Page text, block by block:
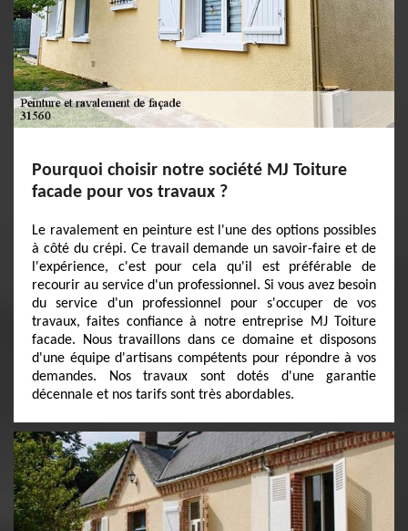
Pourquoi choisir notre société MJ Toiture
facade pour vos travaux ?
Le ravalement en peinture est l'une des options possibles
à côté du crépi. Ce travail demande un savoir-faire et de
l'expérience, c'est pour cela qu'il est préférable de
recourir au service d'un professionnel. Si vous avez besoin
du service d'un professionnel pour s'occuper de vos
travaux, faites confiance à notre entreprise MJ Toiture
facade. Nous travaillons dans ce domaine et disposons
d'une équipe d'artisans compétents pour répondre à vos
demandes. Nos travaux sont dotés d'une garantie
décennale et nos tarifs sont très abordables.